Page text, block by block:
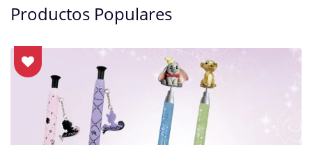
Productos Populares